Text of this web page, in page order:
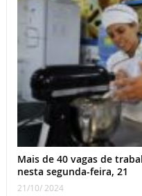
Mais de 40 vagas de
nesta segunda-feira, 21
21/10/ 2024